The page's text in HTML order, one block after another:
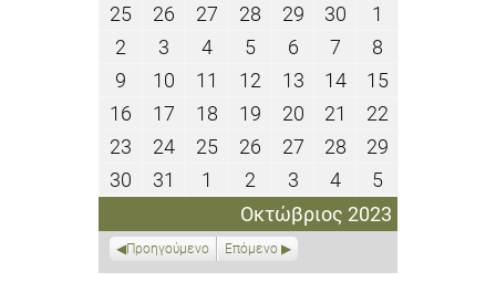
Οκτώβριος 2023
2525
Σεπτεμβρίου
2023
26
Σεπτεμβρίου
2023
27
Σεπτεμβρίου
2023
28
Σεπτεμβρίου
2023
2929
Σεπτεμβρίου
2023
3030
Σεπτεμβρίου
2023
1
Οκτωβρίου
2023
2
Οκτωβρίου
2023
3
Οκτωβρίου
2023
44
Οκτωβρίου
2023
55
Οκτωβρίου
2023
66
Οκτωβρίου
2023
77
Οκτωβρίου
2023
88
Οκτωβρίου
2023
9
Οκτωβρίου
2023
10
Οκτωβρίου
2023
11
Οκτωβρίου
2023
12
Οκτωβρίου
2023
1313
Οκτωβρίου
2023
1414
Οκτωβρίου
2023
1515
2023
16
Οκτωβρίου
2023
17
Οκτωβρίου
2023
18
Οκτωβρίου
2023
19
Οκτωβρίου
2023
2020
Οκτωβρίου
2023
21
Οκτωβρίου
2023
2222
23
Οκτωβρίου
2023
2424
Οκτωβρίου
2023
2525
Οκτωβρίου
2023
26
Οκτωβρίου
2023
2727
Οκτωβρίου
2023
2828
Οκτωβρίου
2023
2929
2023
30
Οκτωβρίου
31
Οκτωβρίου
1
Νοεμβρίου
2023
2
Νοεμβρίου
2023
33
Νοεμβρίου
2023
44
Νοεμβρίου
2023
55
Νοεμβρίου
2023
Προηγούμενο Επόμενο